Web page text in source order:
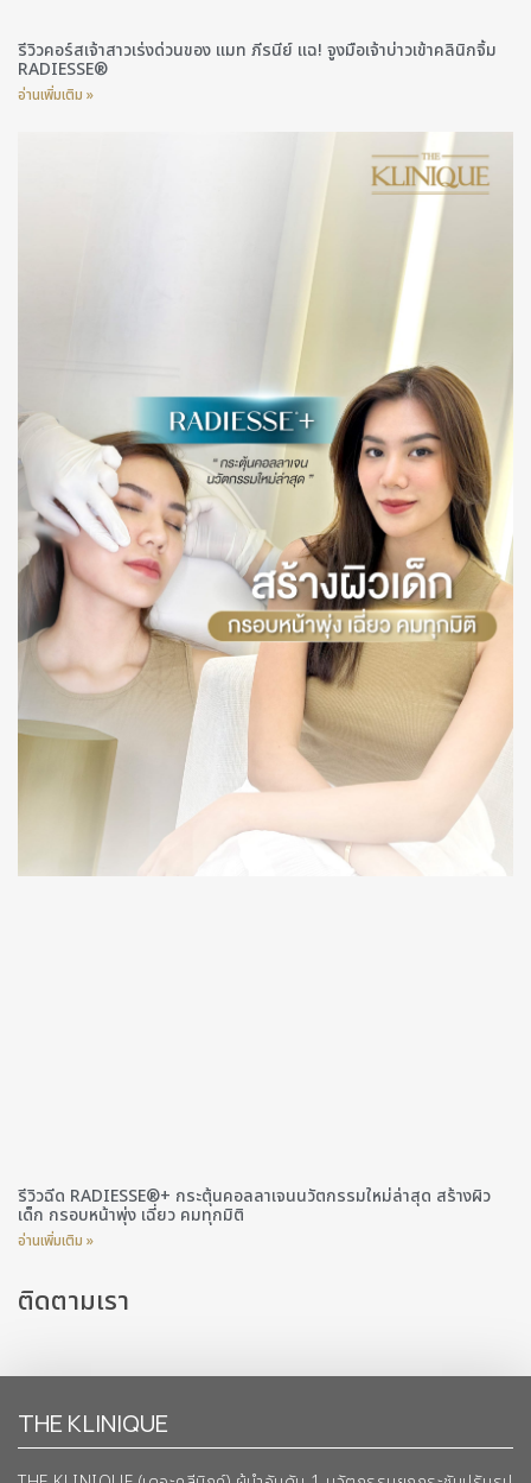
รีวิวคอร์สเจ้าสาวเร่งด่วนของ แมท ภีรนีย์ แฉ! จูงมือเจ้าบ่าวเข้าคลินิกจิ้ม
RADIESSE®
อ่านเพิ่มเติม »
รีวิวฉีด RADIESSE®+ กระตุ้นคอลลาเจนนวัตกรรมใหม่ล่าสุด สร้างผิว
เด็ก กรอบหน้าพุ่ง เฉี่ยว คมทุกมิติ
อ่านเพิ่มเติม »
ติดตามเรา
THE KLINIQUE